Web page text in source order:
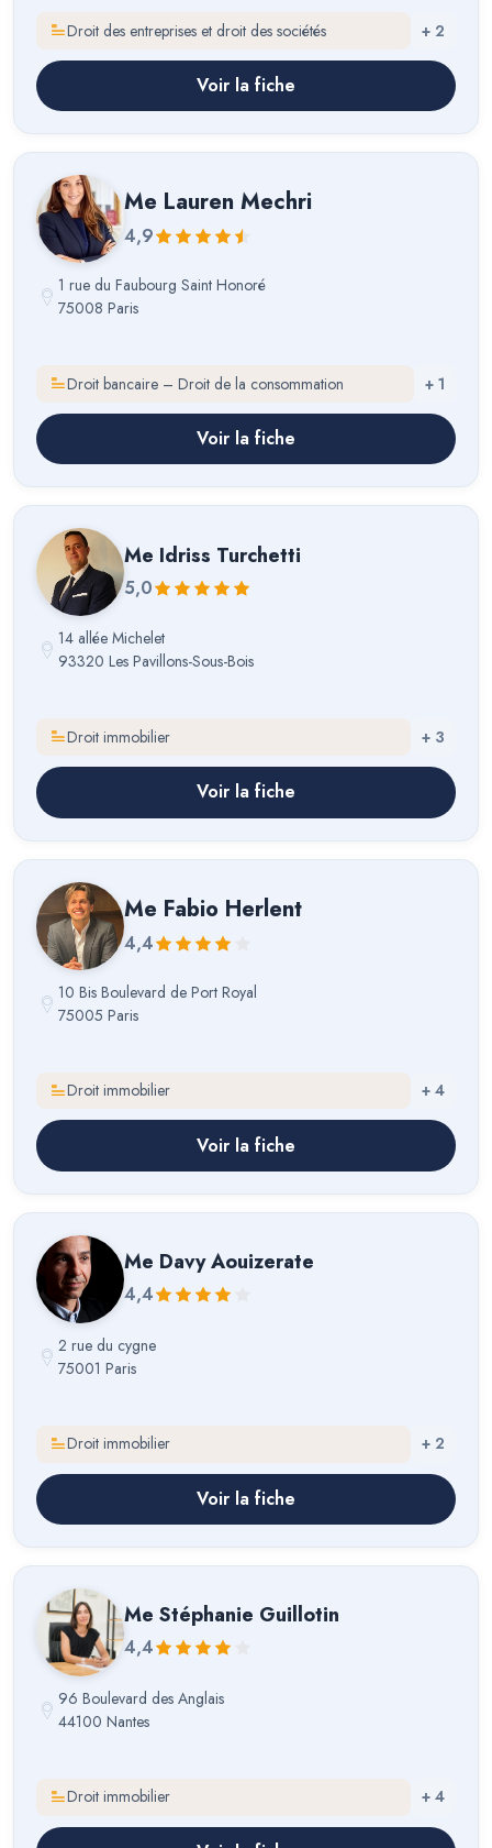
Droit des entreprises et droit des sociétés + 2
Voir la fiche
Me Lauren Mechri
4,9
1 rue du Faubourg Saint Honoré
75008 Paris
Droit bancaire – Droit de la consommation + 1
Voir la fiche
Me Idriss Turchetti
5,0
14 allée Michelet
93320 Les Pavillons-Sous-Bois
Droit immobilier + 3
Voir la fiche
Me Fabio Herlent
4,4
10 Bis Boulevard de Port Royal
75005 Paris
Droit immobilier + 4
Voir la fiche
Me Davy Aouizerate
4,4
2 rue du cygne
75001 Paris
Droit immobilier + 2
Voir la fiche
Me Stéphanie Guillotin
4,4
96 Boulevard des Anglais
44100 Nantes
Droit immobilier + 4